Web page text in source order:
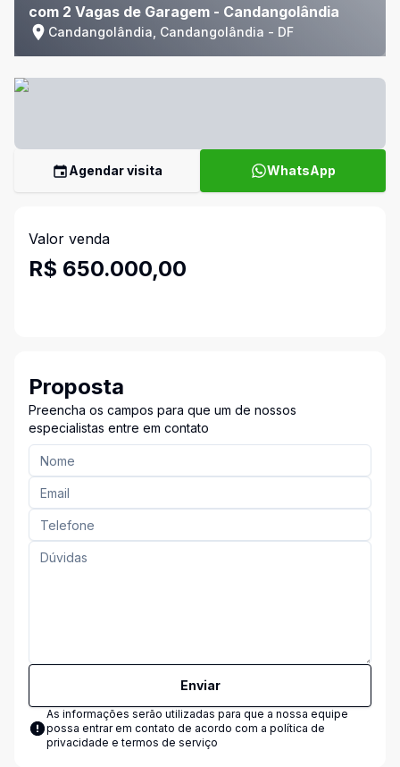
com 2 Vagas de Garagem - Candangolândia
Candangolândia, Candangolândia - DF
Agendar visita WhatsApp
Valor venda
R$ 650.000,00
Proposta
Preencha os campos para que um de nossos
especialistas entre em contato
Enviar
As informações serão utilizadas para que a nossa equipe
possa entrar em contato de acordo com a política de
privacidade e termos de serviço